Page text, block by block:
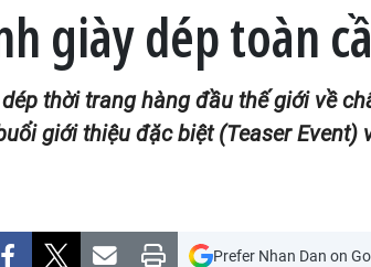
giày dép toàn
thời trang hàng đầu thế giới về
giới thiệu đặc biệt (Teaser
Prefer Nhan Dan on